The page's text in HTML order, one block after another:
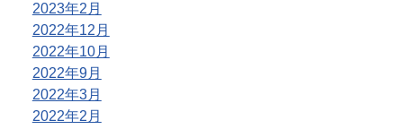
2023年2月
2022年12月
2022年10月
2022年9月
2022年3月
2022年2月